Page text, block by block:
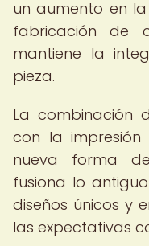
un aumento en
fabricación de
mantiene la
pieza.
La combinación
con la
nueva forma
fusiona lo
diseños únicos y
las expectativas